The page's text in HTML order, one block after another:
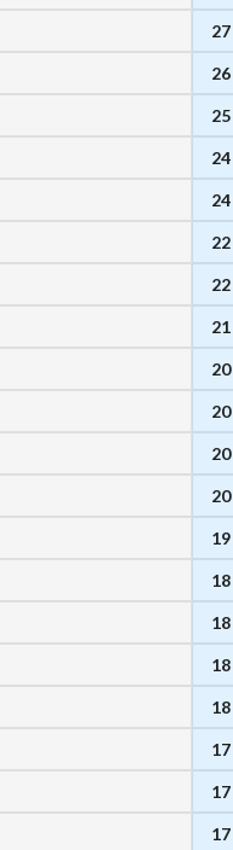
27
26
25
24
24
22
22
21
20
20
20
20
19
18
18
18
18
17
17
17